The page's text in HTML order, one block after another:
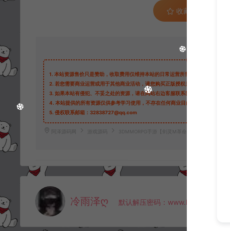
收藏 (4)
1. 本站资源售价只是赞助，收取费用仅维持本站的日常运营所需。
2. 若您需要商业运营或用于其他商业活动，请您购买正版授权并合法使用。
3. 如果本站有侵犯、不妥之处的资源，请在网站右边客服联系我们。将会第一时间
4. 本站提供的所有资源仅供参考学习使用，不存在任何商业目的与商业用途，请
5. 侵权联系邮箱：32838727@qq.com
阿泽源码网 3DMMORPG手游【剑灵M革命】源码
冷雨泽ღ 默认解压密码：www.lyzwlkj.vip